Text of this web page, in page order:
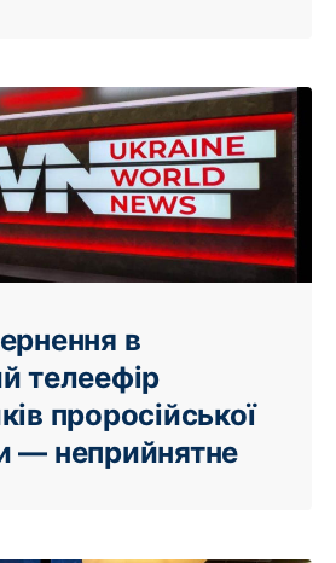
в
телеефір
проросійської
— неприйнятне